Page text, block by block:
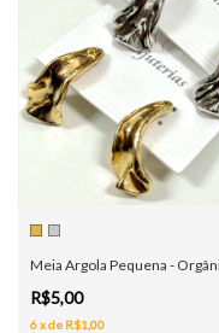
Meia Argola Pequena -
R$5,00
6xde R$1,00